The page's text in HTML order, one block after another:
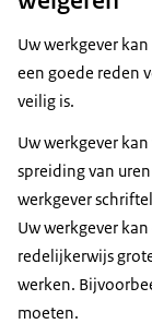
Uw werkgever
een goede reden
veilig is.
Uw werkgever
spreiding van
werkgever
Uw werkgever
redelijkerwijs
werken.
moeten.